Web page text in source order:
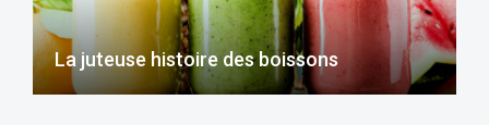
La juteuse histoire des boissons